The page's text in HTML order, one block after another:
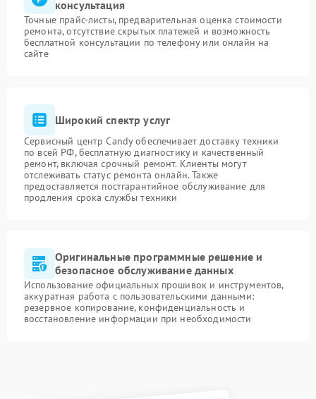
консультация
Точные прайс-листы, предварительная оценка стоимости
ремонта, отсутствие скрытых платежей и возможность
бесплатной консультации по телефону или онлайн на
сайте
Широкий спектр услуг
Сервисный центр Candy обеспечивает доставку техники
по всей РФ, бесплатную диагностику и качественный
ремонт, включая срочный ремонт. Клиенты могут
отслеживать статус ремонта онлайн. Также
предоставляется постгарантийное обслуживание для
продления срока службы техники
Оригинальные программные решение и
безопасное обслуживание данных
Использование официальных прошивок и инструментов,
аккуратная работа с пользовательскими данными:
резервное копирование, конфиденциальность и
восстановление информации при необходимости